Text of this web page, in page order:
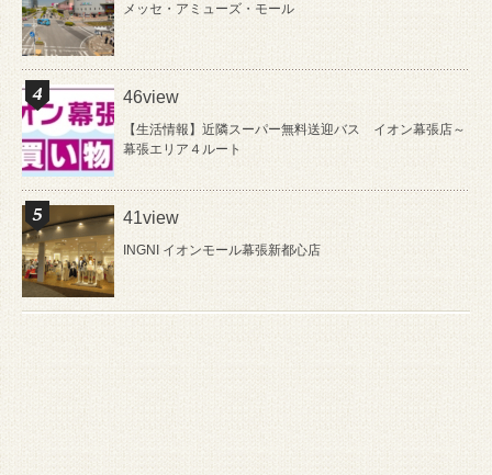
メッセ・アミューズ・モール
46view
【生活情報】近隣スーパー無料送迎バス イオン幕張店～
幕張エリア４ルート
41view
INGNI イオンモール幕張新都心店